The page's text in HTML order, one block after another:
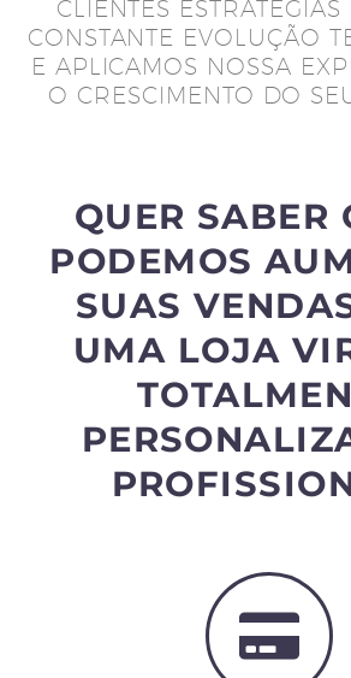
CLIENTES
CONSTANTE EVOLUÇÃO
E APLICAMOS NOSSA
O CRESCIMENTO DO
QUER SABER
PODEMOS
SUAS
UMA LOJA